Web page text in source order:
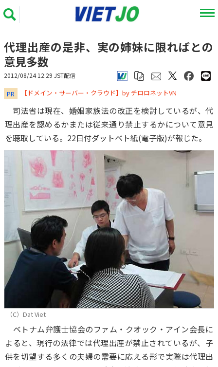
代理出産の是非、実の姉妹に限ればとの
意見多数
2012/08/24 12:29 JST配信
PR ​​​​​​​【ドメイン・サーバー・クラウド】by チロロネットVN
司法省は現在、婚姻家族法の改正を検討しているが、代
理出産を認めるかまたは従来通り禁止するかについて意見
を聴取している。22日付ダットベト紙(電子版)が報じた。
（C）Dat Viet
ベトナム弁護士協会のファム・クオック・アイン会長に
よると、現行の法律では代理出産が禁止されているが、子
供を切望する多くの夫婦の需要に応える形で実際は代理出